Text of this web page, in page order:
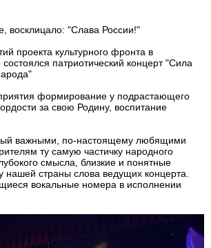
восклицало: "Слава России!"
проекта культурного фронта в
патриотический концерт "Сила
формирование у подрастающего
за свою Родину, воспитание
важными, по-настоящему любящими
ту самую частичку народного
смысла, близкие и понятные
нашей страны слова ведущих концерта.
вокальные номера в исполнении